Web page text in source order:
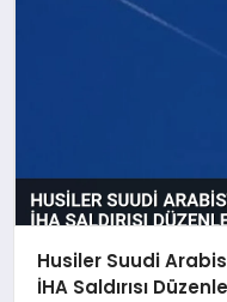
Husiler Suudi
İHA Saldırısı